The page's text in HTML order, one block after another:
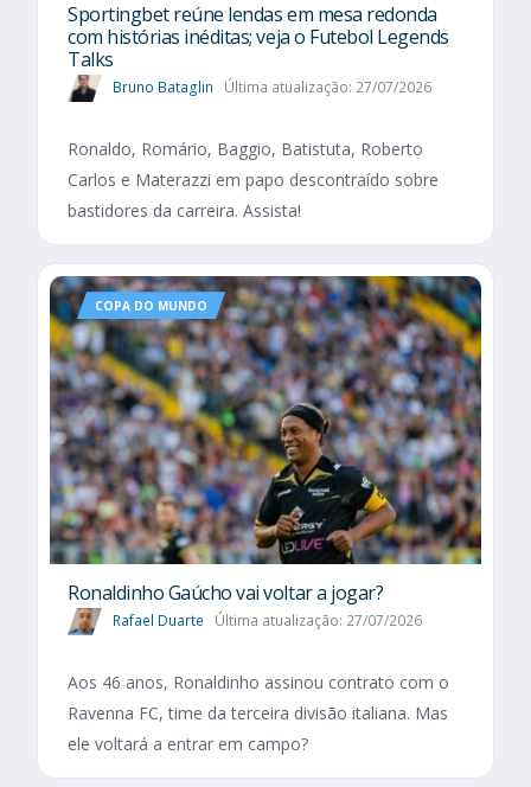
Sportingbet reúne lendas em mesa redonda
com histórias inéditas; veja o Futebol Legends
Talks
Bruno Bataglin Última atualização: 27/07/2026
Ronaldo, Romário, Baggio, Batistuta, Roberto
Carlos e Materazzi em papo descontraído sobre
bastidores da carreira. Assista!
COPA DO MUNDO
Ronaldinho Gaúcho vai voltar a jogar?
Rafael Duarte Última atualização: 27/07/2026
Aos 46 anos, Ronaldinho assinou contrato com o
Ravenna FC, time da terceira divisão italiana. Mas
ele voltará a entrar em campo?